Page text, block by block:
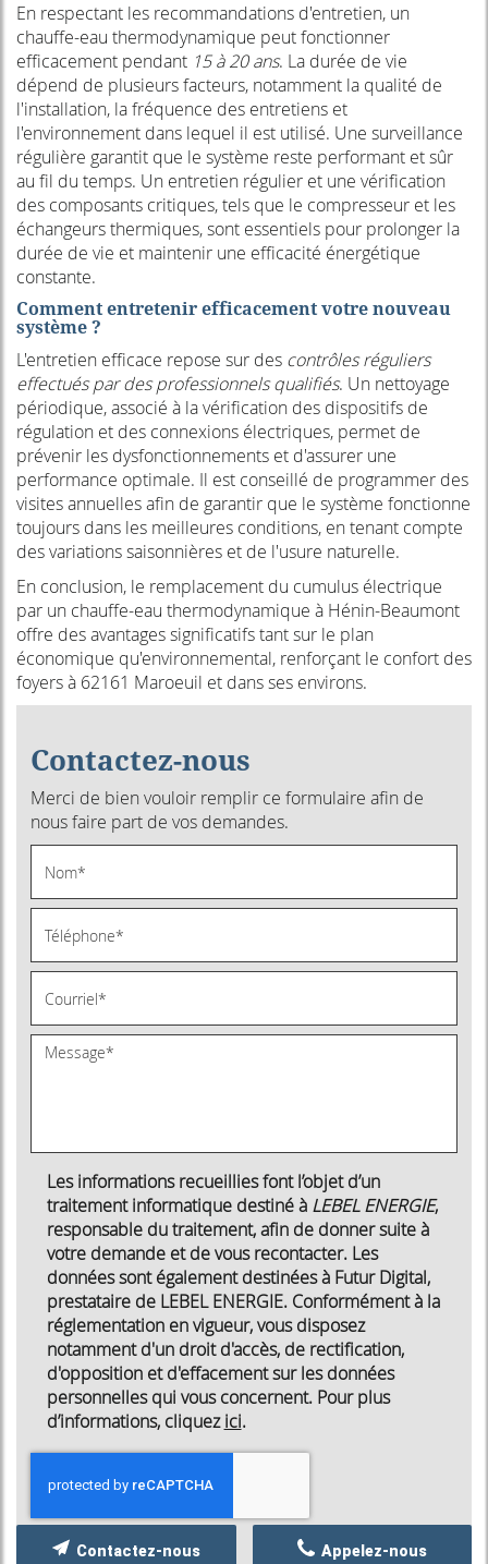
En respectant les recommandations d'entretien, un
chauffe-eau thermodynamique peut fonctionner
efficacement pendant 15 à 20 ans. La durée de vie
dépend de plusieurs facteurs, notamment la qualité de
l'installation, la fréquence des entretiens et
l'environnement dans lequel il est utilisé. Une surveillance
régulière garantit que le système reste performant et sûr
au fil du temps. Un entretien régulier et une vérification
des composants critiques, tels que le compresseur et les
échangeurs thermiques, sont essentiels pour prolonger la
durée de vie et maintenir une efficacité énergétique
constante.
Comment entretenir efficacement votre nouveau
système ?
L'entretien efficace repose sur des contrôles réguliers
effectués par des professionnels qualifiés. Un nettoyage
périodique, associé à la vérification des dispositifs de
régulation et des connexions électriques, permet de
prévenir les dysfonctionnements et d'assurer une
performance optimale. Il est conseillé de programmer des
visites annuelles afin de garantir que le système fonctionne
toujours dans les meilleures conditions, en tenant compte
des variations saisonnières et de l'usure naturelle.
En conclusion, le remplacement du cumulus électrique
par un chauffe-eau thermodynamique à Hénin-Beaumont
offre des avantages significatifs tant sur le plan
économique qu'environnemental, renforçant le confort des
foyers à 62161 Maroeuil et dans ses environs.
Contactez-nous
Merci de bien vouloir remplir ce formulaire afin de
nous faire part de vos demandes.
Les informations recueillies font l’objet d’un
traitement informatique destiné àLEBEL ENERGIE,
responsable du traitement, afin de donner suite à
votre demande et de vous recontacter. Les
données sont également destinées à Futur Digital,
prestataire de LEBEL ENERGIE. Conformément à la
réglementation en vigueur, vous disposez
notamment d'un droit d'accès, de rectification,
d'opposition et d'effacement sur les données
personnelles qui vous concernent. Pour plus
d’informations, cliquezici.
Champs obligatoires
Appelez-nous
Contactez-nous